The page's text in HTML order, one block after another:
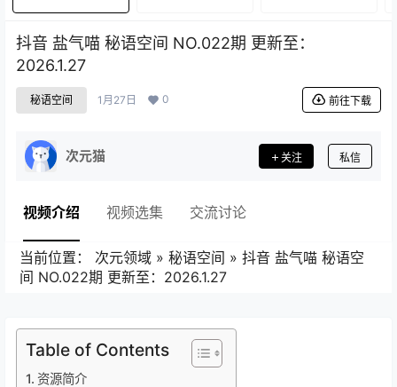
抖音 盐气喵 秘语空间 NO.022期 更新至：
2026.1.27
秘语空间 1月27日 0 前往下载
次元猫 关注 私信
视频介绍 视频选集 交流讨论
当前位置： 次元领域 » 秘语空间 » 抖音 盐气喵 秘语空
间 NO.022期 更新至：2026.1.27
Table of Contents
资源简介